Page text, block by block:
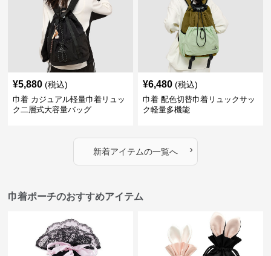
¥5,880 (税込)
巾着 カジュアル軽量巾着リュッ
ク二層式大容量バッグ
¥6,480 (税込)
巾着 配色切替巾着リュックサッ
ク軽量多機能
新着アイテムの一覧へ ›
巾着ポーチのおすすめアイテム